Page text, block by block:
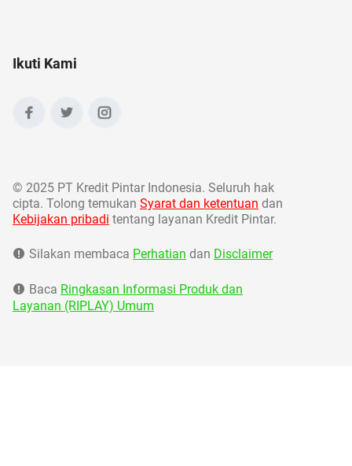
Ikuti Kami
© 2025 PT Kredit Pintar Indonesia. Seluruh hak
cipta. Tolong temukan Syarat dan ketentuan dan
Kebijakan pribadi tentang layanan Kredit Pintar.
Silakan membaca Perhatian dan Disclaimer
Baca Ringkasan Informasi Produk dan
Layanan (RIPLAY) Umum